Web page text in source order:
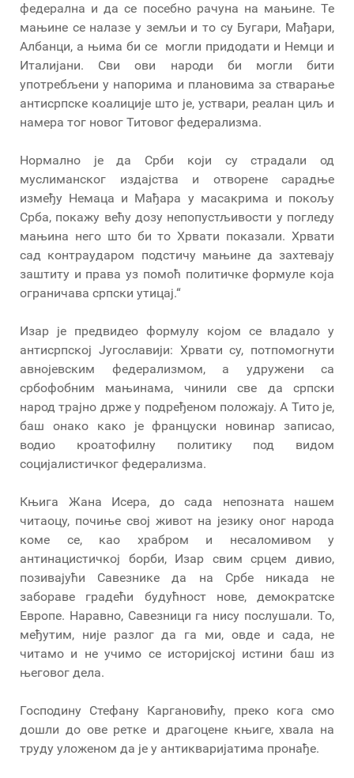
федерална и да се посебно рачуна на мањине. Те
мањине се налазе у земљи и то су Бугари, Мађари,
Албанци, а њима би се могли придодати и Немци и
Италијани. Сви ови народи би могли бити
употребљени у напорима и плановима за стварање
антисрпске коалиције што је, уствари, реалан циљ и
намера тог новог Титовог федерализма.
Нормално је да Срби који су страдали од
муслиманског издајства и отворене сарадње
између Немаца и Мађара у масакрима и покољу
Срба, покажу већу дозу непопустљивости у погледу
мањина него што би то Хрвати показали. Хрвати
сад контраударом подстичу мањине да захтевају
заштиту и права уз помоћ политичке формуле која
ограничава српски утицај.“
Изар је предвидео формулу којом се владало у
антисрпској Југославији: Хрвати су, потпомогнути
авнојевским федерализмом, а удружени са
србофобним мањинама, чинили све да српски
народ трајно држе у подређеном положају. А Тито је,
баш онако како је француски новинар записао,
водио кроатофилну политику под видом
социјалистичког федерализма.
Књига Жана Исера, до сада непозната нашем
читаоцу, почиње свој живот на језику оног народа
коме се, као храбром и несаломивом у
антинацистичкој борби, Изар свим срцем дивио,
позивајући Савезнике да на Србе никада не
забораве градећи будућност нове, демократске
Европе. Наравно, Савезници га нису послушали. То,
међутим, није разлог да га ми, овде и сада, не
читамо и не учимо се историјској истини баш из
његовог дела.
Господину Стефану Каргановићу, преко кога смо
дошли до ове ретке и драгоцене књиге, хвала на
труду уложеном да је у антикваријатима пронађе.